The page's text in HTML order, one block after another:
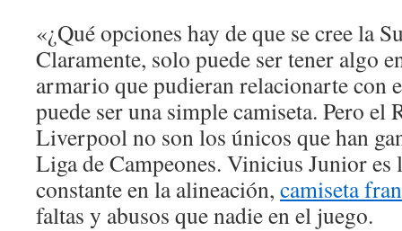
«¿Qué opciones hay de que se cree la
Claramente, solo puede ser tener algo
armario que pudieran relacionarte con
puede ser una simple camiseta. Pero el
Liverpool no son los únicos que han
Liga de Campeones. Vinicius Junior es
constante en la alineación, camiseta
faltas y abusos que nadie en el juego.